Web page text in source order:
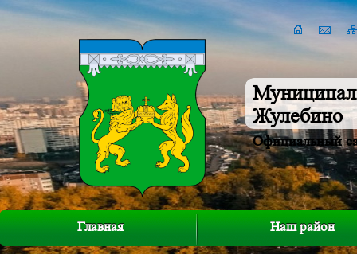
Жулебино
Официальный
Главная Наш район